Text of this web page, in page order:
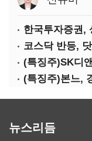
코스닥 반등,
뉴스리듬